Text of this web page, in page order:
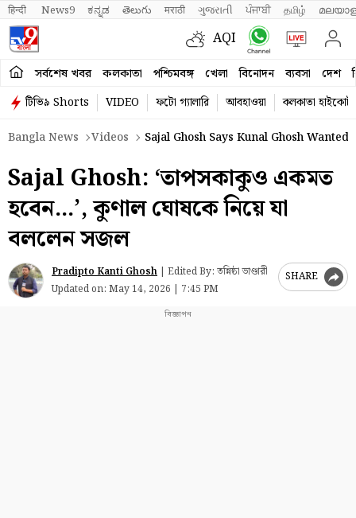
हिन्दी News9 ಕನ್ನಡ తెలుగు मराठी ગુજરાતી ਪੰਜਾਬੀ தமிழ்
AQI
সর্বশেষ খবর কলকাতা পশ্চিমবঙ্গ খেলা বিনোদন ব্যবসা দেশ
টিভি৯ Shorts VIDEO ফটো গ্যালারি আবহাওয়া
কলকাতা হাইকোর্ট
Bangla News
Videos Sajal Ghosh Says Kunal Ghosh
Sajal Ghosh: ‘তাপসকাকুও একমত
হবেন…’, কুণাল ঘোষকে নিয়ে যা
বললেন সজল
Pradipto Kanti Ghosh | Edited By: তন্নিষ্ঠা ভাণ্ডারী
Updated on: May 14, 2026 | 7:45 PM
SHARE